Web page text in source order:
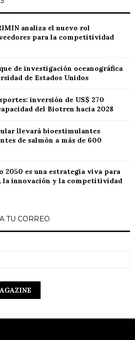
analiza el nuevo rol
para la competitividad
de investigación oceanográfica
de Estados Unidos
inversión de US$ 270
del Biotren hacia 2028
llevará bioestimulantes
de salmón a más de 600
2050 es una estrategia viva para
la innovación y la competitividad
TU CORREO